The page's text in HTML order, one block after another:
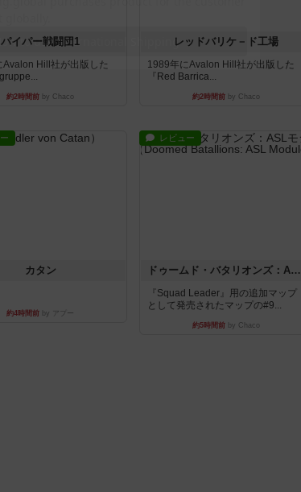
パイパー戦闘団1
Avalon Hill社が出版した
約2時間前 by Chaco
レッドバリケ－ド工場
1989年にAvalon Hill社が出版した
『Red Barrica...
約2時間前 by Chaco
カタン
約4時間前 by アプー
レビュー
ドゥームド・バタリオンズ：ASLモジュール11
『Squad Leader』用の追加マップ
として発売されたマップの#9...
約5時間前 by Chaco